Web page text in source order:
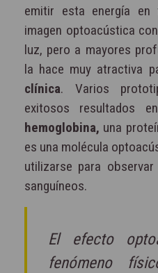
emitir esta energía en
imagen optoacústica
luz, pero a mayores
la hace muy atractiva
clínica. Varios
exitosos resultados
hemoglobina, una
es una molécula
utilizarse para
sanguíneos.
El efecto
fenómeno